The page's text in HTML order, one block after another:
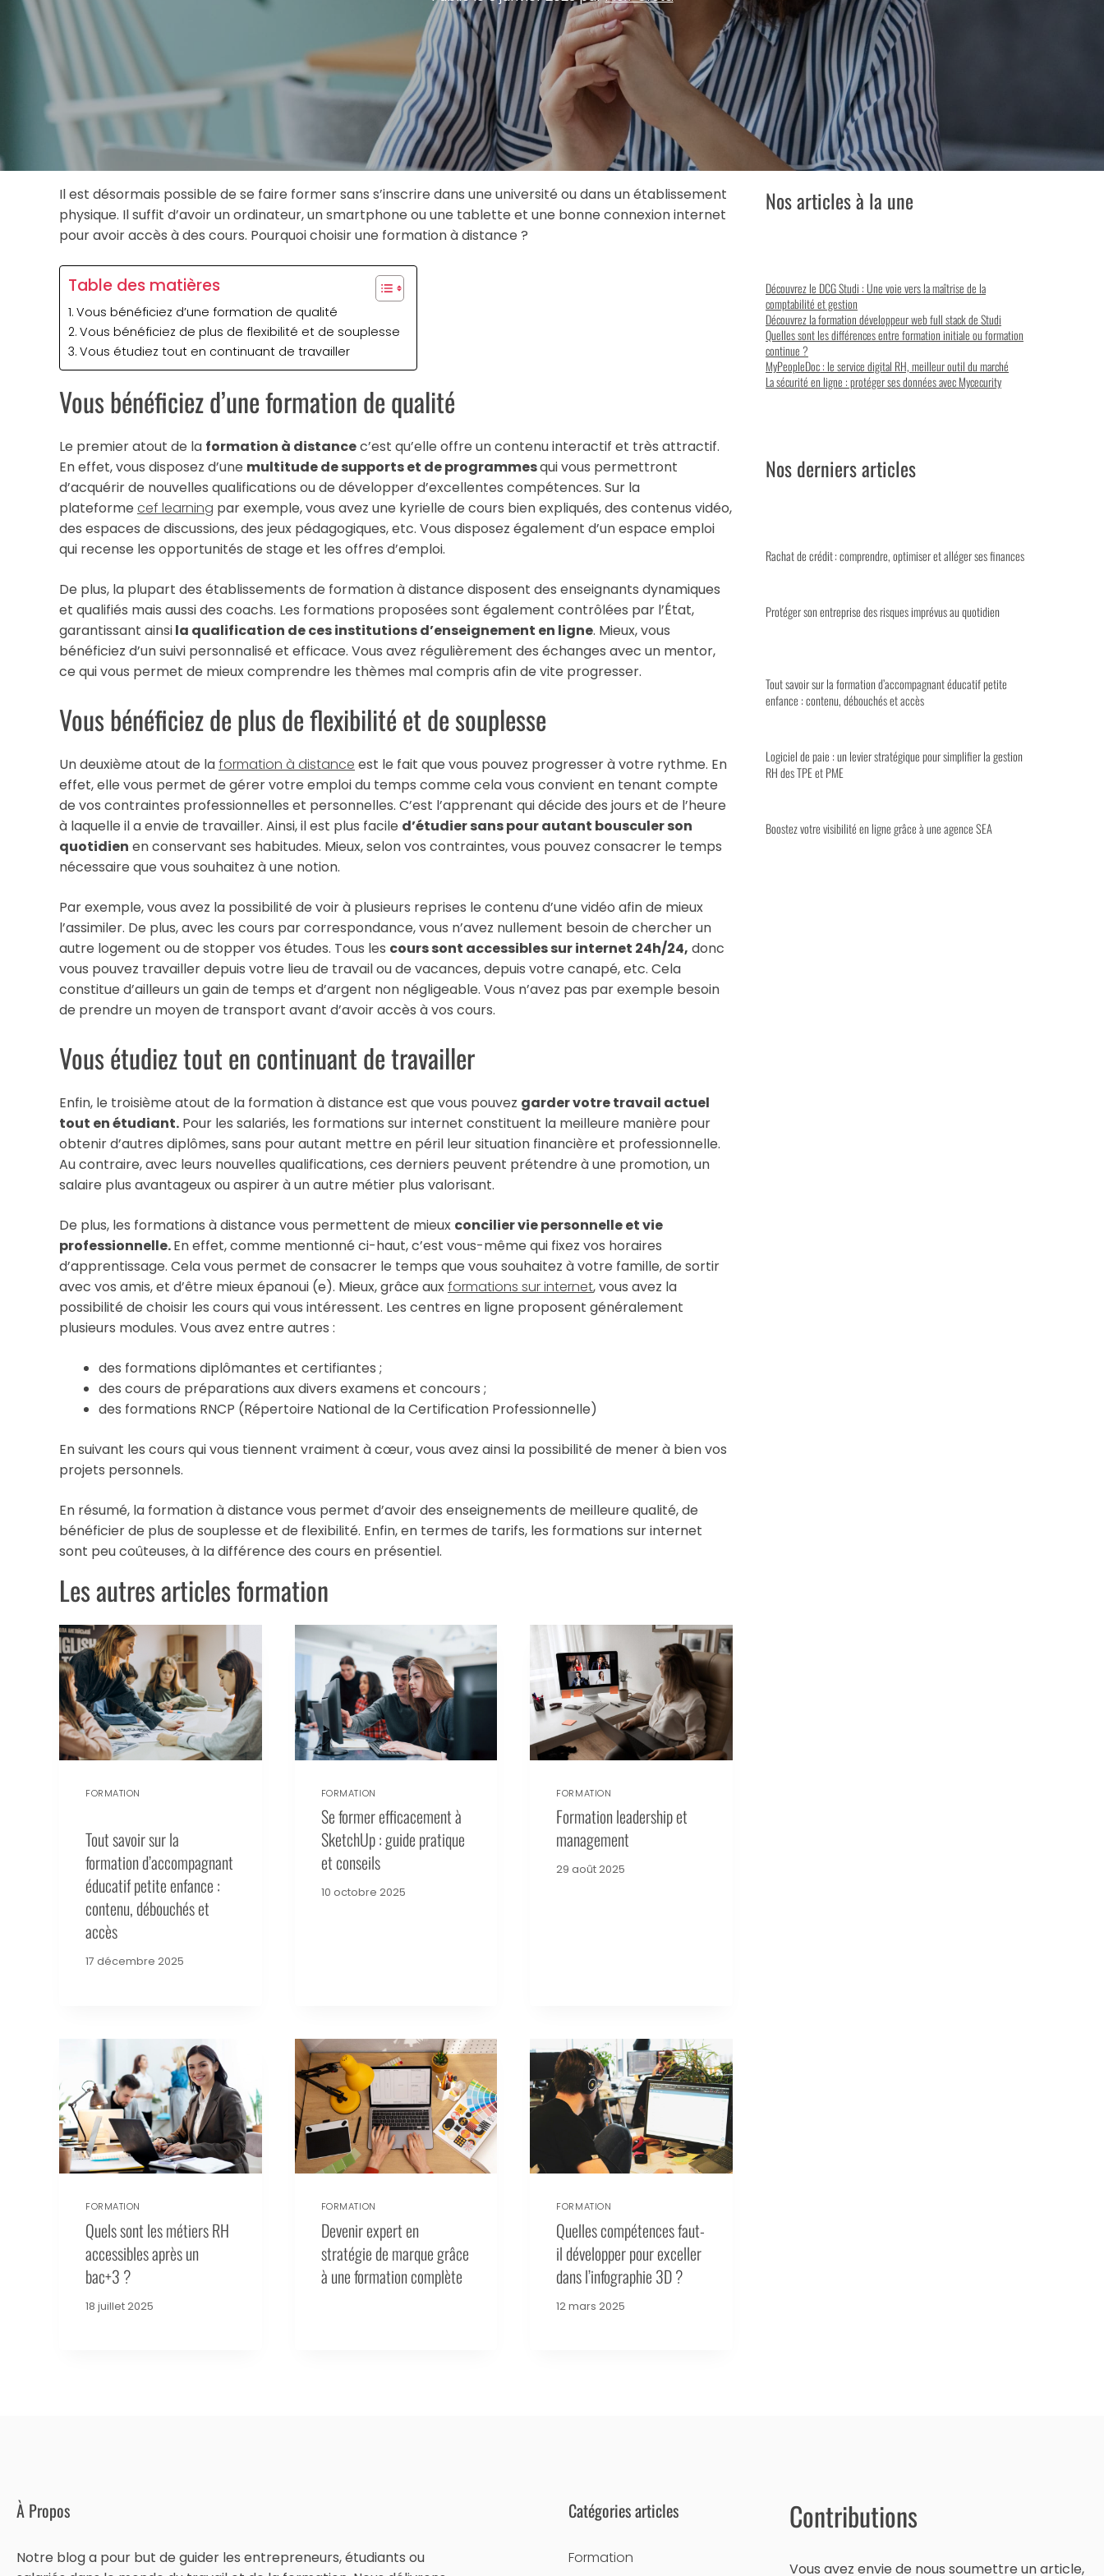
Il est désormais possible de se faire former sans s’inscrire dans une université ou dans un établissement
physique. Il suffit d’avoir un ordinateur, un smartphone ou une tablette et une bonne connexion internet
pour avoir accès à des cours. Pourquoi choisir une formation à distance ?
Table des matières
Vous bénéficiez d’une formation de qualité
Vous bénéficiez de plus de flexibilité et de souplesse
Vous étudiez tout en continuant de travailler
Vous bénéficiez d’une formation de qualité
Le premier atout de la formation à distancec’est qu’elle offre un contenu interactif et très attractif.
En effet, vous disposez d’une multitude de supports et de programmesqui vous permettront
d’acquérir de nouvelles qualifications ou de développer d’excellentes compétences. Sur la
plateforme cef learning par exemple, vous avez une kyrielle de cours bien expliqués, des contenus vidéo,
des espaces de discussions, des jeux pédagogiques, etc. Vous disposez également d’un espace emploi
qui recense les opportunités de stage et les offres d’emploi.
De plus, la plupart des établissements de formation à distance disposent des enseignants dynamiques
et qualifiés mais aussi des coachs. Les formations proposées sont également contrôlées par l’État,
garantissant ainsila qualification de ces institutions d’enseignement en ligne. Mieux, vous
bénéficiez d’un suivi personnalisé et efficace. Vous avez régulièrement des échanges avec un mentor,
ce qui vous permet de mieux comprendre les thèmes mal compris afin de vite progresser.
Vous bénéficiez de plus de flexibilité et de souplesse
Un deuxième atout de laformation à distance est le fait que vous pouvez progresser à votre rythme. En
effet, elle vous permet de gérer votre emploi du temps comme cela vous convient en tenant compte
de vos contraintes professionnelles et personnelles. C’est l’apprenant qui décide des jours et de l’heure
à laquelle il a envie de travailler. Ainsi, il est plus facile d’étudier sans pour autant bousculer son
quotidien en conservant ses habitudes. Mieux, selon vos contraintes, vous pouvez consacrer le temps
nécessaire que vous souhaitez à une notion.
Par exemple, vous avez la possibilité de voir à plusieurs reprises le contenu d’une vidéo afin de mieux
l’assimiler. De plus, avec les cours par correspondance, vous n’avez nullement besoin de chercher un
autre logement ou de stopper vos études. Tous les cours sont accessibles sur internet 24h/24, donc
vous pouvez travailler depuis votre lieu de travail ou de vacances, depuis votre canapé, etc. Cela
constitue d’ailleurs un gain de temps et d’argent non négligeable. Vous n’avez pas par exemple besoin
de prendre un moyen de transport avant d’avoir accès à vos cours.
Vous étudiez tout en continuant de travailler
Enfin, le troisième atout de la formation à distance est que vous pouvez garder votre travail actuel
tout en étudiant. Pour les salariés, les formations sur internet constituent la meilleure manière pour
obtenir d’autres diplômes, sans pour autant mettre en péril leur situation financière et professionnelle.
Au contraire, avec leurs nouvelles qualifications, ces derniers peuvent prétendre à une promotion, un
salaire plus avantageux ou aspirer à un autre métier plus valorisant.
De plus, les formations à distance vous permettent de mieux concilier vie personnelle et vie
professionnelle.En effet, comme mentionné ci-haut, c’est vous-même qui fixez vos horaires
d’apprentissage. Cela vous permet de consacrer le temps que vous souhaitez à votre famille, de sortir
avec vos amis, et d’être mieux épanoui (e). Mieux, grâce auxformations sur internet, vous avez la
possibilité de choisir les cours qui vous intéressent. Les centres en ligne proposent généralement
plusieurs modules. Vous avez entre autres :
des formations diplômantes et certifiantes ;
des cours de préparations aux divers examens et concours ;
des formations RNCP (Répertoire National de la Certification Professionnelle)
En suivant les cours qui vous tiennent vraiment à cœur, vous avez ainsi la possibilité de mener à bien vos
projets personnels.
En résumé, la formation à distance vous permet d’avoir des enseignements de meilleure qualité, de
bénéficier de plus de souplesse et de flexibilité. Enfin, en termes de tarifs, les formations sur internet
sont peu coûteuses, à la différence des cours en présentiel.
Les autres articles formation
FORMATION
Tout savoir sur la
formation d’accompagnant
éducatif petite enfance :
contenu, débouchés et
accès
17 décembre 2025
FORMATION
Se former efficacement à
SketchUp : guide pratique
et conseils
10 octobre 2025
FORMATION
Formation leadership et
management
29 août 2025
FORMATION
Quels sont les métiers RH
accessibles après un
bac+3 ?
18 juillet 2025
FORMATION
Devenir expert en
stratégie de marque grâce
à une formation complète
FORMATION
Quelles compétences faut-
il développer pour exceller
dans l’infographie 3D ?
12 mars 2025
Nos articles à la une
Découvrez le DCG Studi : Une voie vers la maîtrise de la
comptabilité et gestion
Découvrez la formation développeur web full stack de Studi
Quelles sont les différences entre formation initiale ou formation
continue ?
MyPeopleDoc : le service digital RH, meilleur outil du marché
La sécurité en ligne : protéger ses données avec Mycecurity
Nos derniers articles
Rachat de crédit : comprendre, optimiser et alléger ses finances
Protéger son entreprise des risques imprévus au quotidien
Tout savoir sur la formation d’accompagnant éducatif petite
enfance : contenu, débouchés et accès
Logiciel de paie : un levier stratégique pour simplifier la gestion
RH des TPE et PME
Boostez votre visibilité en ligne grâce à une agence SEA
À Propos
Notre blog a pour but de guider les entrepreneurs, étudiants ou
Catégories articles
Formation
Contributions
Vous avez envie de nous soumettre un article,